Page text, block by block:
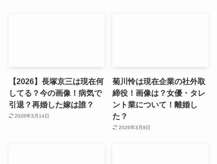
【2026】長塚京三は現在何
してる？今の画像！病気で
引退？再婚した嫁は誰？
2026年3月14日
菊川怜は現在企業の社外取
締役！画像は？女優・タレ
ント業について！離婚し
た？
2026年3月8日